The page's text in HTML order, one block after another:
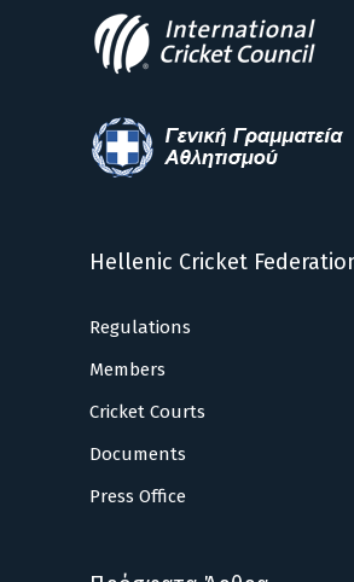
Hellenic Cricket
Regulations
Members
Cricket Courts
Documents
Press Office